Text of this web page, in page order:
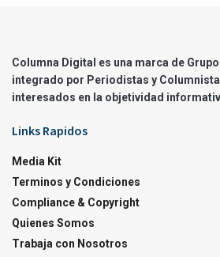
Columna Digital es una marca de
integrado por Periodistas y
interesados en la objetividad
Links Rapidos
Media Kit
Terminos y Condiciones
Compliance & Copyright
Quienes Somos
Trabaja con Nosotros